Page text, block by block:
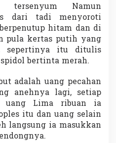
tersenyum Namun
dari tadi menyoroti
hitam dan di
pula kertas putih yang
sepertinya itu ditulis
bertinta merah.
adalah uang pecahan
anehnya lagi, setiap
uang Lima ribuan ia
itu dan uang selain
langsung ia masukkan